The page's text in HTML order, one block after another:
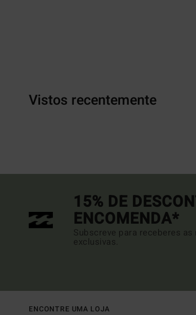
Vistos recentemente
15% DE
ENCOMENDA*
Subscreve para receberes
exclusivas.
ENCONTRE UMA LOJA